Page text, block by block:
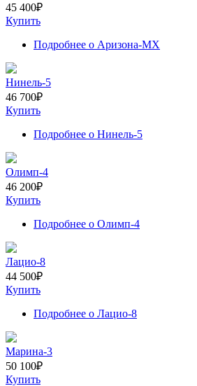
45 400₽
Купить
Подробнее о Аризона-МХ
Нинель-5
46 700₽
Купить
Подробнее о Нинель-5
Олимп-4
46 200₽
Купить
Подробнее о Олимп-4
Лацио-8
44 500₽
Купить
Подробнее о Лацио-8
Марина-3
50 100₽
Купить